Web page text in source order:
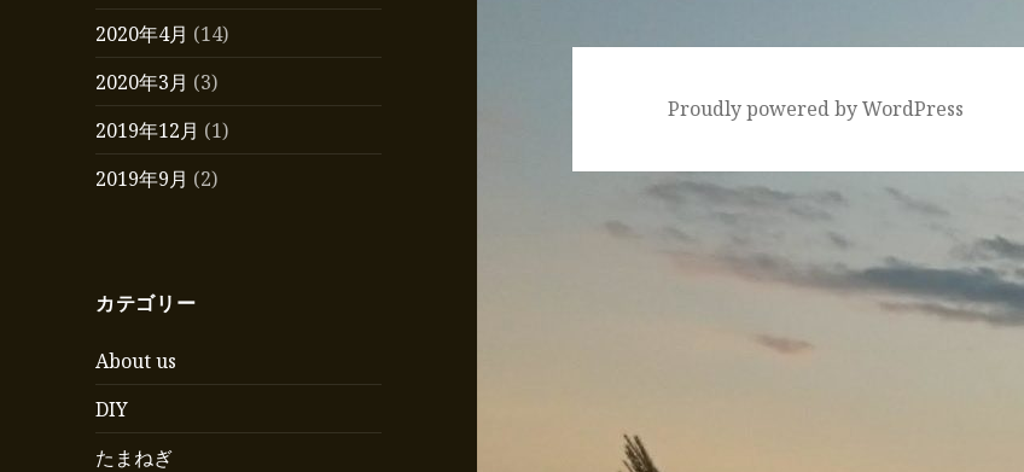
2020年4月 (14)
2020年3月 (3)
2019年12月 (1)
2019年9月 (2)
カテゴリー
About us
DIY
たまねぎ
Proudly powered by WordPress